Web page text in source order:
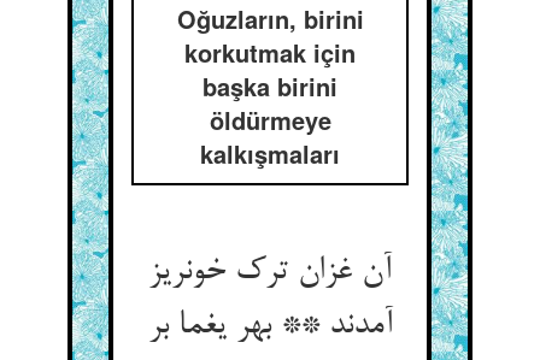
Oğuzların, birini
korkutmak için
başka birini
öldürmeye
kalkışmaları
آن غزان ترک خونریز
آمدند ** بهر یغما بر